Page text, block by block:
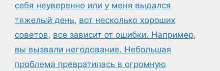
себя неуверенно или у меня выдался
тяжелый день, вот несколько хороших
советов, все зависит от ошибки. Например,
вы вызвали негодование. Небольшая
проблема превратилась в огромную